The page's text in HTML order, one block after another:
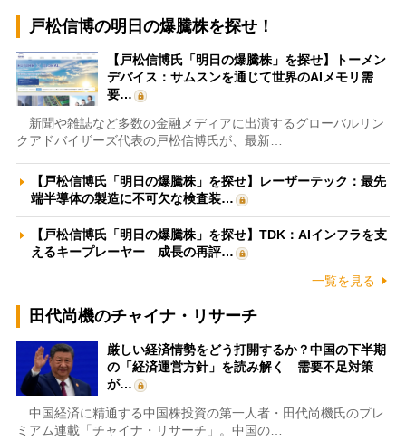
戸松信博の明日の爆騰株を探せ！
【戸松信博氏「明日の爆騰株」を探せ】トーメン
デバイス：サムスンを通じて世界のAIメモリ需
要…
新聞や雑誌など多数の金融メディアに出演するグローバルリン
クアドバイザーズ代表の戸松信博氏が、最新…
【戸松信博氏「明日の爆騰株」を探せ】レーザーテック：最先
端半導体の製造に不可欠な検査装…
【戸松信博氏「明日の爆騰株」を探せ】TDK：AIインフラを支
えるキープレーヤー 成長の再評…
一覧を見る
田代尚機のチャイナ・リサーチ
厳しい経済情勢をどう打開するか？中国の下半期
の「経済運営方針」を読み解く 需要不足対策
が…
中国経済に精通する中国株投資の第一人者・田代尚機氏のプレ
ミアム連載「チャイナ・リサーチ」。中国の…